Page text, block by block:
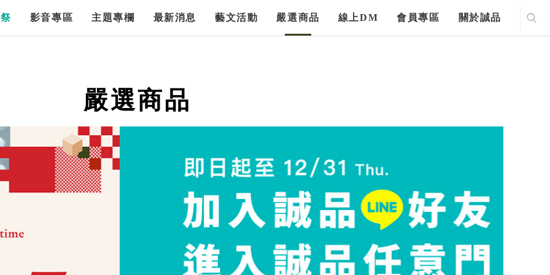
影音專區 主題專欄 最新消息 藝文活動 嚴選商品 線上DM 會員專區 關於誠品
嚴選商品